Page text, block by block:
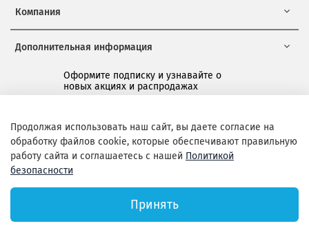
Компания
Дополнительная информация
Оформите подписку и узнавайте о
новых акциях и распродажах
Подписаться
Официальный сайт Layon.ru
Продолжая использовать наш сайт, вы даете согласие на
обработку файлов cookie, которые обеспечивают правильную
работу сайта и соглашаетесь с нашей Политикой
безопасности
Принять